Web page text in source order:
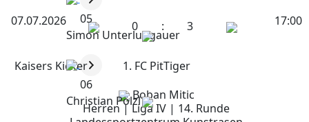
07.07.2026
17:00
0 : 3
Kaisers Kicker
1. FC PitTiger
Boban Mitic
Herren | Liga IV | 14. Runde
05
Simon Unterluggauer
06
Christian Pölzl